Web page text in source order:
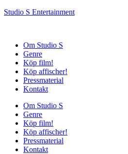
Studio S Entertainment
Om Studio S
Genre
Köp film!
Köp affischer!
Pressmaterial
Kontakt
Om Studio S
Genre
Köp film!
Köp affischer!
Pressmaterial
Kontakt